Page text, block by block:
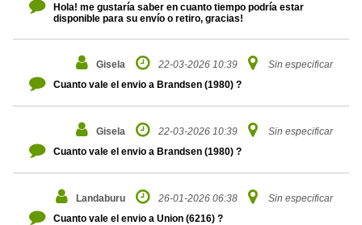
Hola! me gustaría saber en cuanto tiempo podría estar
disponible para su envío o retiro, gracias!
Gisela 22-03-2026 10:39
Sin especificar
Cuanto vale el envio a Brandsen (1980) ?
Gisela 22-03-2026 10:39
Sin especificar
Cuanto vale el envio a Brandsen (1980) ?
Landaburu 26-01-2026 06:38
Sin especificar
Cuanto vale el envio a Union (6216) ?